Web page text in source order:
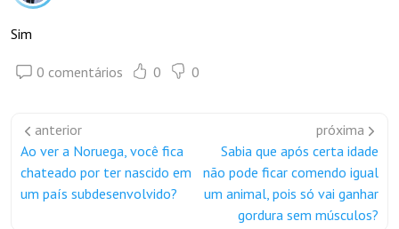
Sim
0 comentários 0 0
anterior
Ao ver a Noruega, você fica
chateado por ter nascido em
um país subdesenvolvido?
próxima
Sabia que após certa idade
não pode ficar comendo igual
um animal, pois só vai ganhar
gordura sem músculos?